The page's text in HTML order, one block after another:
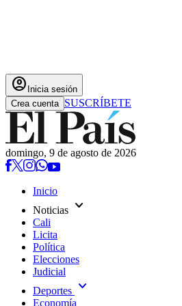
account_circle Inicia sesión
Crea cuenta SUSCRÍBETE
domingo, 9 de agosto de 2026
Inicio
Noticias expand_more
Cali
Licita
Política
Elecciones
Judicial
Deportes expand_more
Economía